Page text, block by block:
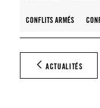
CONFLITS ARMÉS
ACTUALITÉS